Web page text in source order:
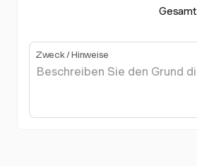
Gesamt
Zweck / Hinweise